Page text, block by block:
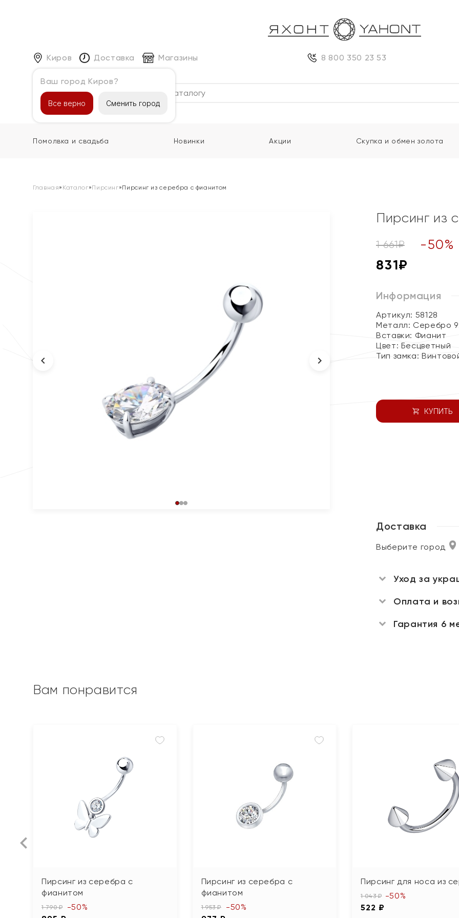
Киров
Ваш город Киров?
Все верно Сменить город
Доставка Магазины 8 800 350 23 53
Каталог
Помолвка и свадьба Новинки Акции Скупка и обмен золота
Главная» Каталог»Пирсинг»Пирсинг из серебра с фианитом
Пирсинг из
1 661₽ -50%
831₽
Информация
Артикул: 58128
Металл: Серебро
Вставки: Фианит
Цвет: Бесцветный
Тип замка:
КУПИТЬ
Доставка
Выберите город
Уход за
Оплата и
Гарантия 6
Вам понравится
Пирсинг из серебра с
фианитом
1 790 ₽ -50%
Пирсинг из серебра с
фианитом
1 953 ₽ -50%
Пирсинг для носа из
1 043 ₽
522 ₽
-50%